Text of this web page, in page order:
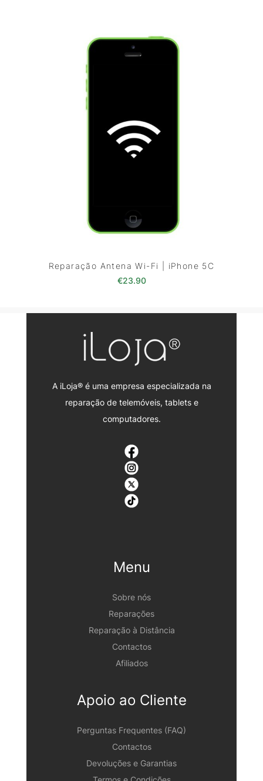
Reparação Antena Wi-Fi | iPhone 5C
€23.90
A iLoja® é uma empresa especializada na
reparação de telemóveis, tablets e
computadores.
Menu
Sobre nós
Reparações
Reparação à Distância
Contactos
Afiliados
Apoio ao Cliente
Perguntas Frequentes (FAQ)
Contactos
Devoluções e Garantias